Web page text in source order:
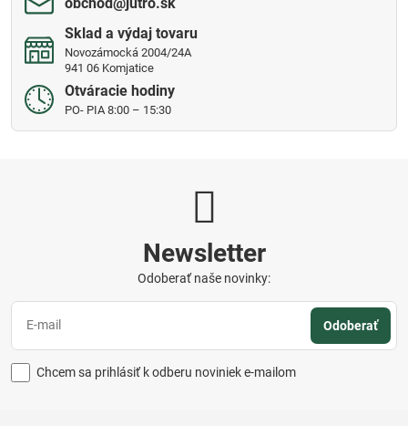
Sklad a výdaj tovaru
Novozámocká 2004/24A
941 06 Komjatice
Otváracie hodiny
PO- PIA 8:00 – 15:30
Newsletter
Odoberať naše novinky:
Odoberať
Chcem sa prihlásiť k odberu noviniek e-mailom